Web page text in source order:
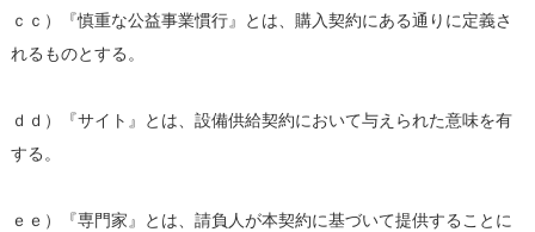
ｃｃ）『慎重な公益事業慣行』とは、購入契約にある通りに定義さ
れるものとする。
ｄｄ）『サイト』とは、設備供給契約において与えられた意味を有
する。
ｅｅ）『専門家』とは、請負人が本契約に基づいて提供することに